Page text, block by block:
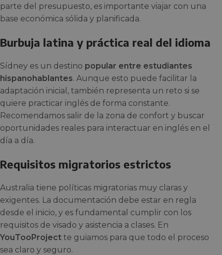
parte del presupuesto, es importante viajar con una
base económica sólida y planificada.
Burbuja latina y práctica real del idioma
Sídney es un destino popular entre estudiantes
hispanohablantes. Aunque esto puede facilitar la
adaptación inicial, también representa un reto si se
quiere practicar inglés de forma constante.
Recomendamos salir de la zona de confort y buscar
oportunidades reales para interactuar en inglés en el
día a día.
Requisitos migratorios estrictos
Australia tiene políticas migratorias muy claras y
exigentes. La documentación debe estar en regla
desde el inicio, y es fundamental cumplir con los
requisitos de visado y asistencia a clases. En
YouTooProject te guiamos para que todo el proceso
sea claro y seguro.